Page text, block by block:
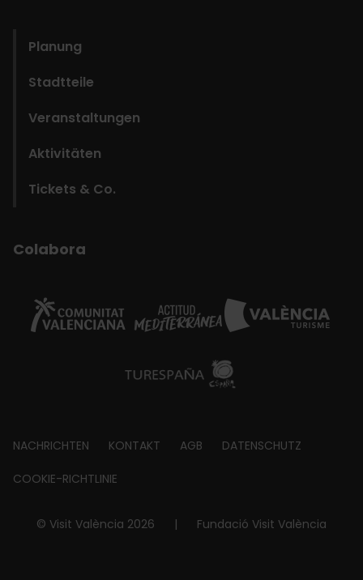
Planung
Stadtteile
Veranstaltungen
Aktivitäten
Tickets & Co.
Colabora
Footer
about
NACHRICHTEN KONTAKT AGB DATENSCHUTZ
COOKIE-RICHTLINIE
© Visit València 2026 | Fundació Visit València